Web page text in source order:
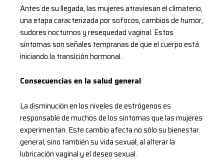
Antes de su llegada, las mujeres atraviesan el climaterio,
una etapa caracterizada por sofocos, cambios de humor,
sudores nocturnos y resequedad vaginal. Estos
síntomas son señales tempranas de que el cuerpo está
iniciando la transición hormonal.
Consecuencias en la salud general
La disminución en los niveles de estrógenos es
responsable de muchos de los síntomas que las mujeres
experimentan. Este cambio afecta no sólo su bienestar
general, sino también su vida sexual, al alterar la
lubricación vaginal y el deseo sexual.